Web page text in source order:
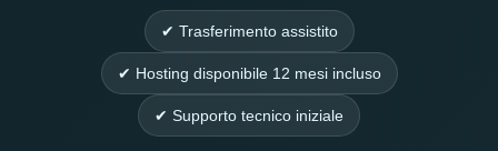
✔ Trasferimento assistito
✔ Hosting disponibile 12 mesi incluso
✔ Supporto tecnico iniziale